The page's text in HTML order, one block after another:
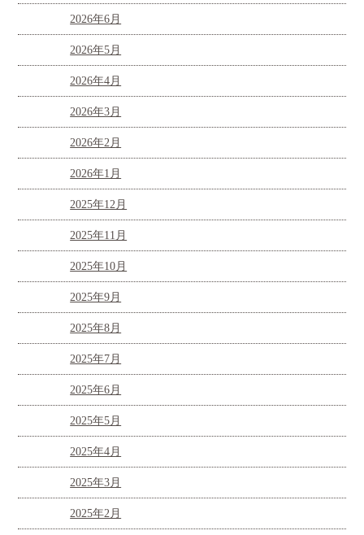
2026年6月
2026年5月
2026年4月
2026年3月
2026年2月
2026年1月
2025年12月
2025年11月
2025年10月
2025年9月
2025年8月
2025年7月
2025年6月
2025年5月
2025年4月
2025年3月
2025年2月